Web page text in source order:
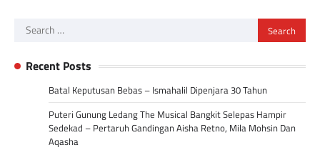
Search
Recent Posts
Batal Keputusan Bebas – Ismahalil Dipenjara 30 Tahun
Puteri Gunung Ledang The Musical Bangkit Selepas Hampir
Sedekad – Pertaruh Gandingan Aisha Retno, Mila Mohsin Dan
Aqasha